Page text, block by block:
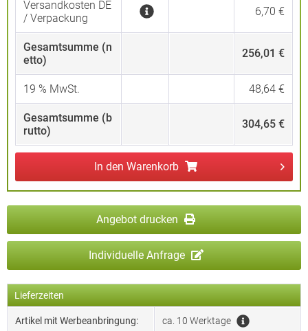
Versandkosten DE
/ Verpackung
6,70 €
Gesamtsumme (n
etto)
256,01 €
19 % MwSt. 48,64 €
Gesamtsumme (b
rutto)
304,65 €
In den Warenkorb
Angebot drucken
Individuelle Anfrage
Lieferzeiten
Artikel mit Werbeanbringung: ca. 10 Werktage